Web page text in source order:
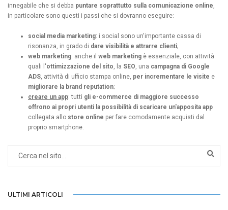
innegabile che si debba puntare soprattutto sulla comunicazione online
in particolare sono questi i passi che si dovranno eseguire:
social media marketing: i social sono un'importante cassa di
risonanza, in grado di dare visibilità e attrarre clienti;
web marketing: anche il web marketing è essenziale, con attività
quali l'ottimizzazione del sito , la SEO , una campagna di Google
ADS , attività di ufficio stampa online, per incrementare le visite e
migliorare la brand reputation;
creare un app: tutti gli e-commerce di maggiore successo
offrono ai propri utenti la possibilità di scaricare un'apposita app
collegata allo store online per fare comodamente acquisti dal
proprio smartphone.
ULTIMI ARTICOLI